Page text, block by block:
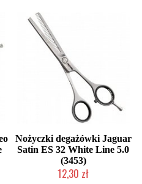
Nożyczki degażówki Jaguar
Satin ES 32 White Line 5.0
(3453)
12,30 zł